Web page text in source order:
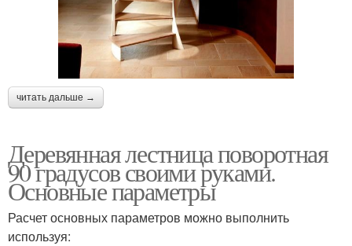
читать дальше →
Деревянная лестница поворотная
90 градусов своими руками.
Основные параметры
Расчет основных параметров можно выполнить
используя: